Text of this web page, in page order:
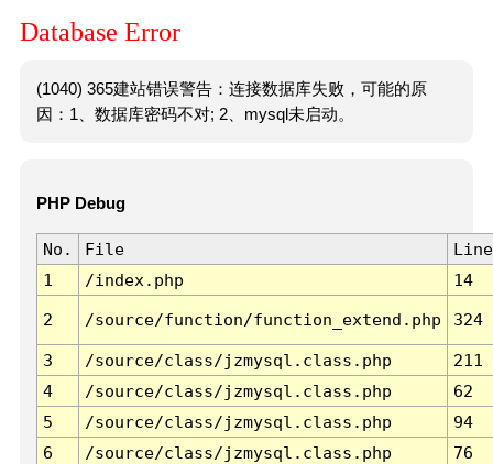
Database Error
(1040) 365建站错误警告：连接数据库失败，可能的原
因：1、数据库密码不对; 2、mysql未启动。
PHP Debug
No. File
Line
1
/index.php 14
2 /source/function/function_extend.php 324
3 /source/class/jzmysql.class.php
211
4
/source/class/jzmysql.class.php
62
5
/source/class/jzmysql.class.php
94
6
/source/class/jzmysql.class.php 76